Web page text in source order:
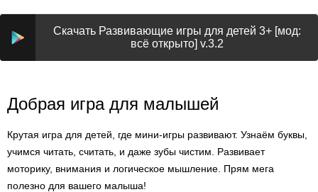
Скачать Развивающие игры для детей 3+ [мод:
всё открыто] v.3.2
Добрая игра для малышей
Крутая игра для детей, где мини-игры развивают. Узнаём буквы,
учимся читать, считать, и даже зубы чистим. Развивает
моторику, внимания и логическое мышление. Прям мега
полезно для вашего малыша!